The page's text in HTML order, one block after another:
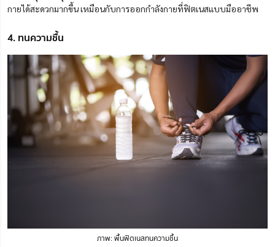
กายได้สะดวกมากขึ้น เหมือนกับการออกกำลังกายที่ฟิตเนสแบบมืออาชีพ
4. ทนความชื้น
ภาพ: พื้นฟิตเนสทนความชื้น